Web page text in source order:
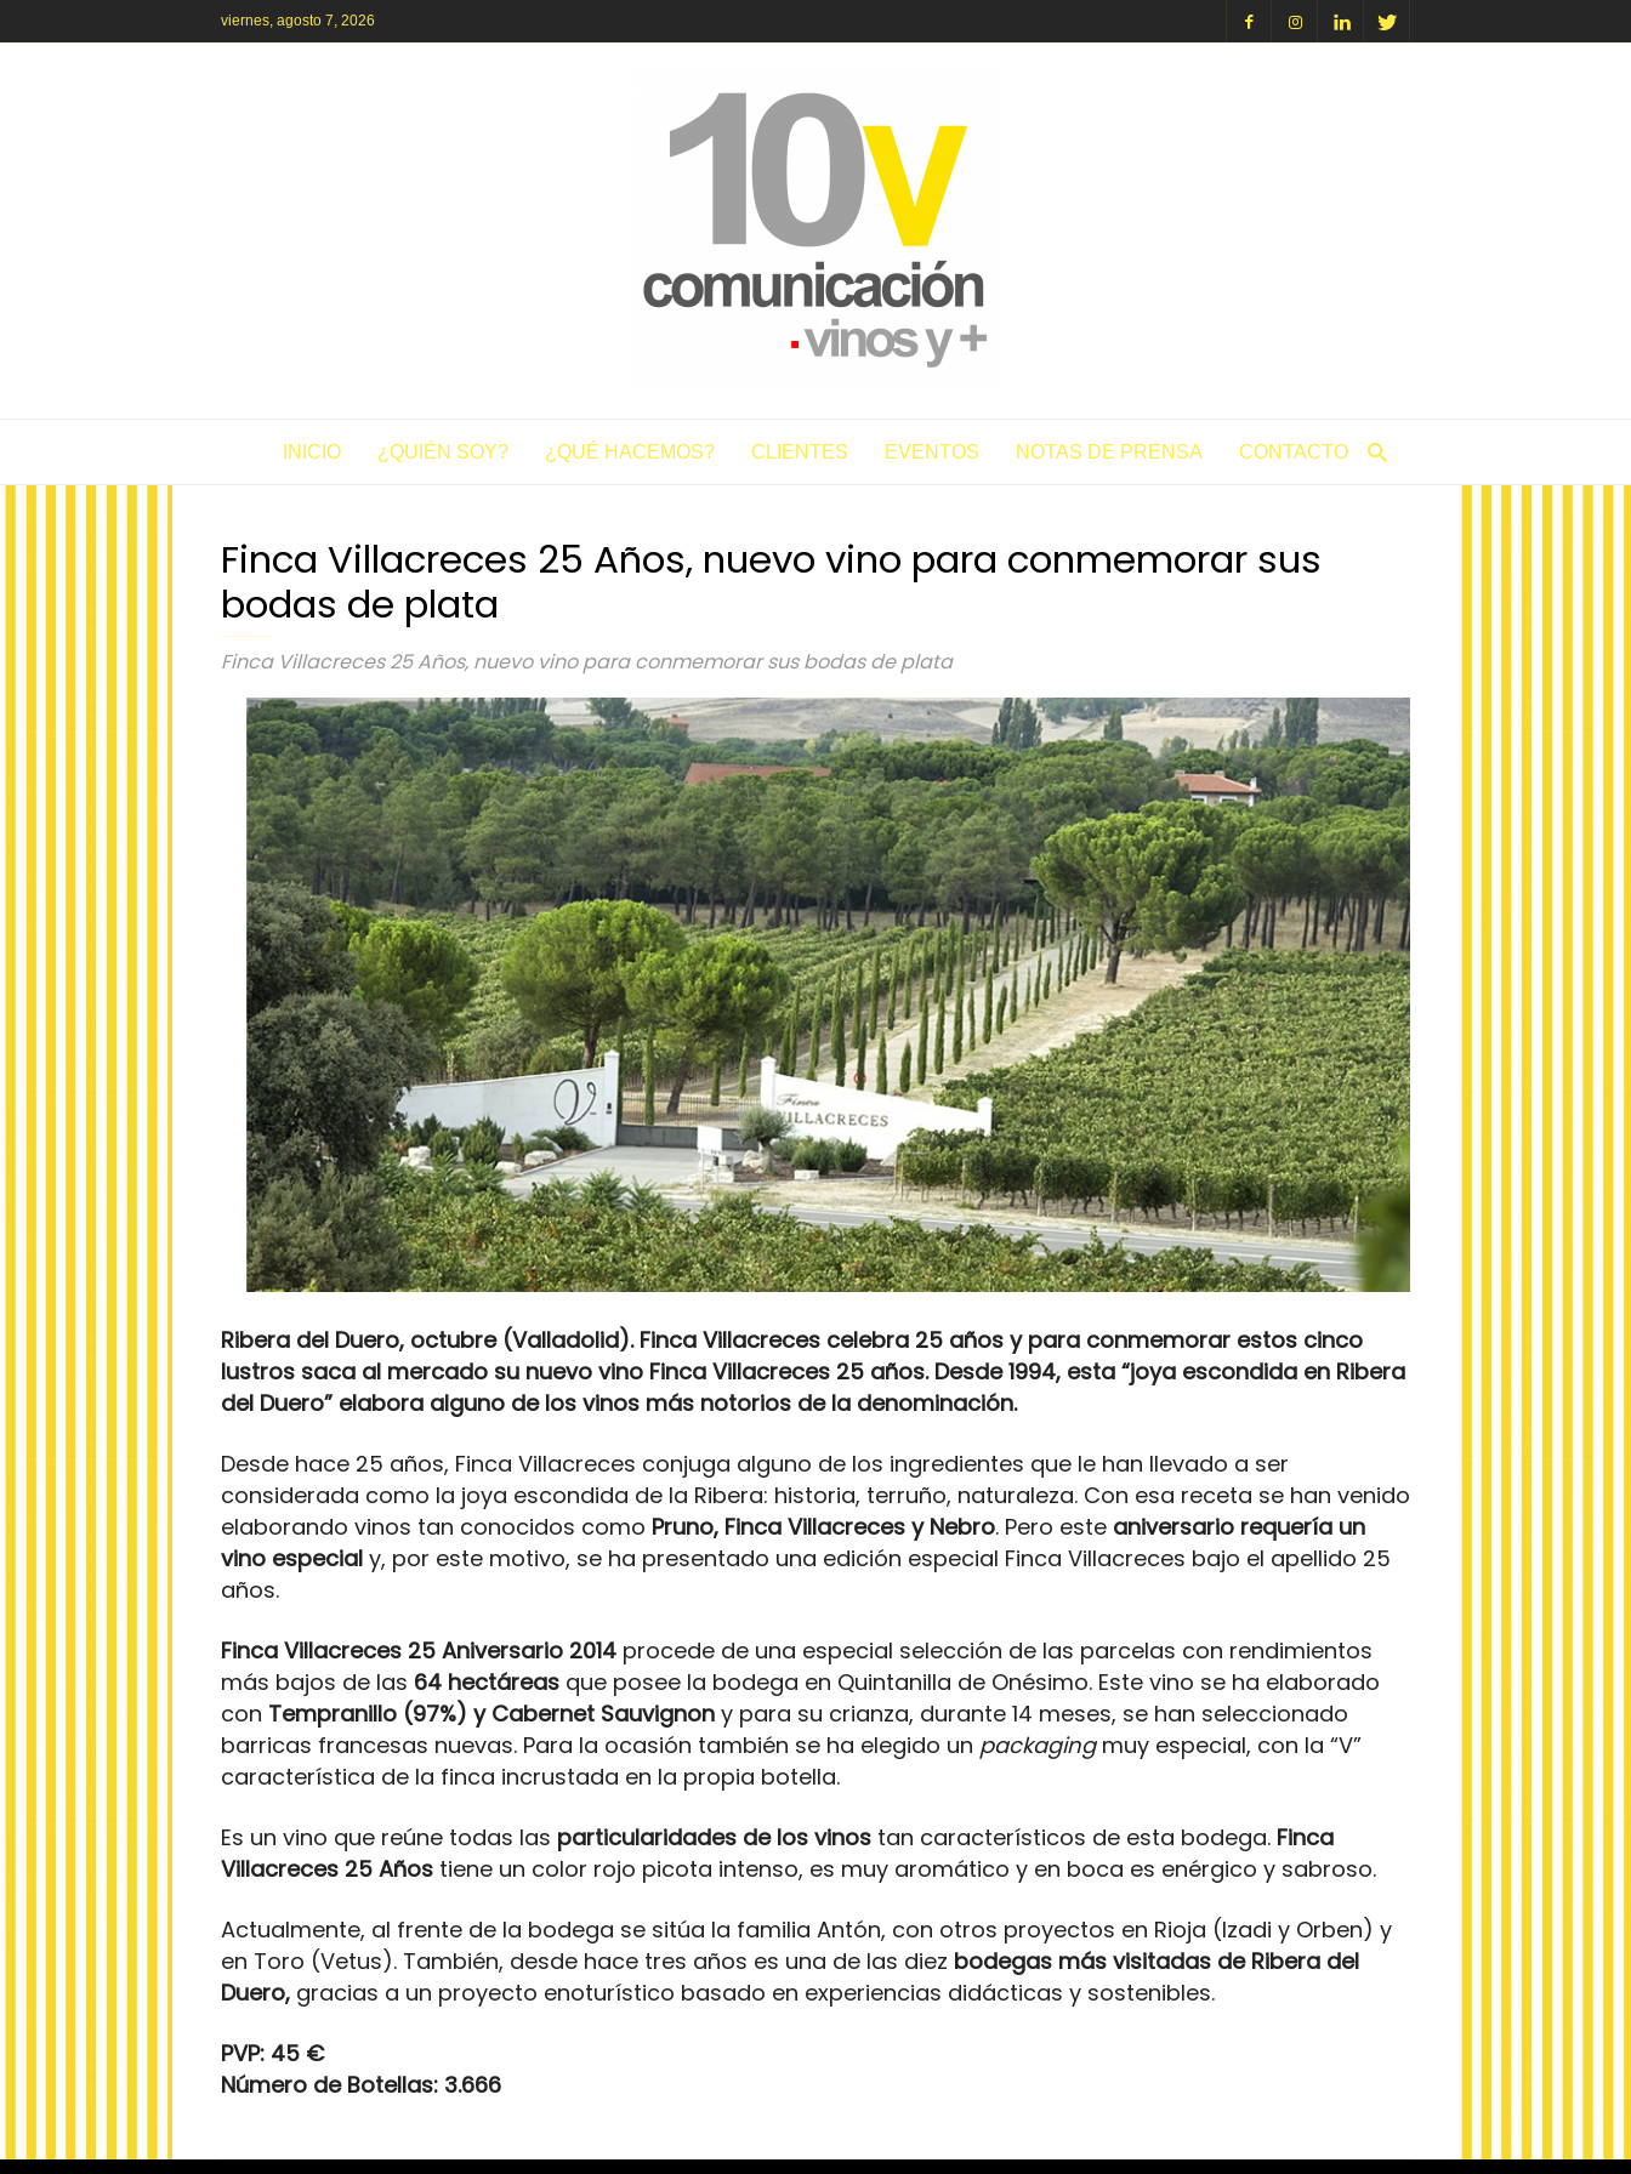
viernes, agosto 7, 2026
INICIO ¿QUIÉN SOY? ¿QUÉ HACEMOS? CLIENTES EVENTOS NOTAS DE PRENSA CONTACTO
Finca Villacreces 25 Años, nuevo vino para conmemorar sus
bodas de plata
Finca Villacreces 25 Años, nuevo vino para conmemorar sus bodas de plata
Ribera del Duero, octubre (Valladolid). Finca Villacreces celebra 25 años y para conmemorar estos cinco
lustros saca al mercado su nuevo vino Finca Villacreces 25 años. Desde 1994, esta “joya escondida en Ribera
del Duero” elabora alguno de los vinos más notorios de la denominación.
Desde hace 25 años, Finca Villacreces conjuga alguno de los ingredientes que le han llevado a ser
considerada como la joya escondida de la Ribera: historia, terruño, naturaleza. Con esa receta se han venido
elaborando vinos tan conocidos como Pruno, Finca Villacreces y Nebro. Pero este aniversario requería un
vino especial y, por este motivo, se ha presentado una edición especial Finca Villacreces bajo el apellido 25
años.
Finca Villacreces 25 Aniversario 2014 procede de una especial selección de las parcelas con rendimientos
más bajos de las 64 hectáreas que posee la bodega en Quintanilla de Onésimo. Este vino se ha elaborado
con Tempranillo (97%) y Cabernet Sauvignon y para su crianza, durante 14 meses, se han seleccionado
barricas francesas nuevas. Para la ocasión también se ha elegido un packagingmuy especial, con la “V”
característica de la finca incrustada en la propia botella.
Es un vino que reúne todas las particularidades de los vinos tan característicos de esta bodega. Finca
Villacreces 25 Años tiene un color rojo picota intenso, es muy aromático y en boca es enérgico y sabroso.
Actualmente, al frente de la bodega se sitúa la familia Antón, con otros proyectos en Rioja (Izadi y Orben) y
en Toro (Vetus). También, desde hace tres años es una de las diez bodegas más visitadas de Ribera del
Duero, gracias a un proyecto enoturístico basado en experiencias didácticas y sostenibles.
PVP: 45 €
Número de Botellas: 3.666